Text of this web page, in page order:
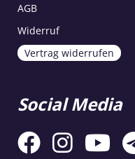
AGB
Widerruf
Vertrag widerrufen
Social Media